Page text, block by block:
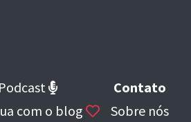
Podcast
com o blog
Contato
Sobre nós